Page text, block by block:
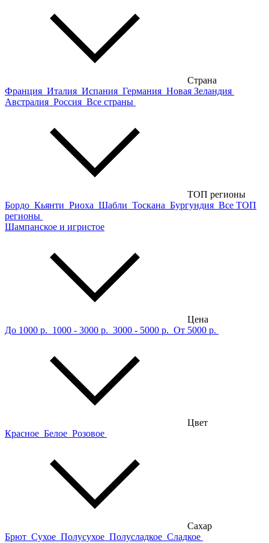
Страна
Франция Италия Испания Германия Новая Зеландия
Австралия Россия Все страны
ТОП регионы
Бордо Кьянти Риоха Шабли Тоскана Бургундия Все ТОП
регионы
Шампанское и игристое
Цена
До 1000 р. 1000 - 3000 р. 3000 - 5000 р. От 5000 р.
Цвет
Красное Белое Розовое
Сахар
Брют Сухое Полусухое Полусладкое Сладкое